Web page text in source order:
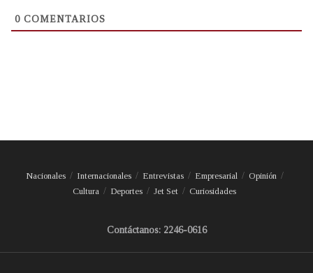
0 COMENTARIOS
Nacionales Internacionales Entrevistas Empresarial
Opinión
Cultura
Deportes Jet Set Curiosidades
Contáctanos: 2246-0616